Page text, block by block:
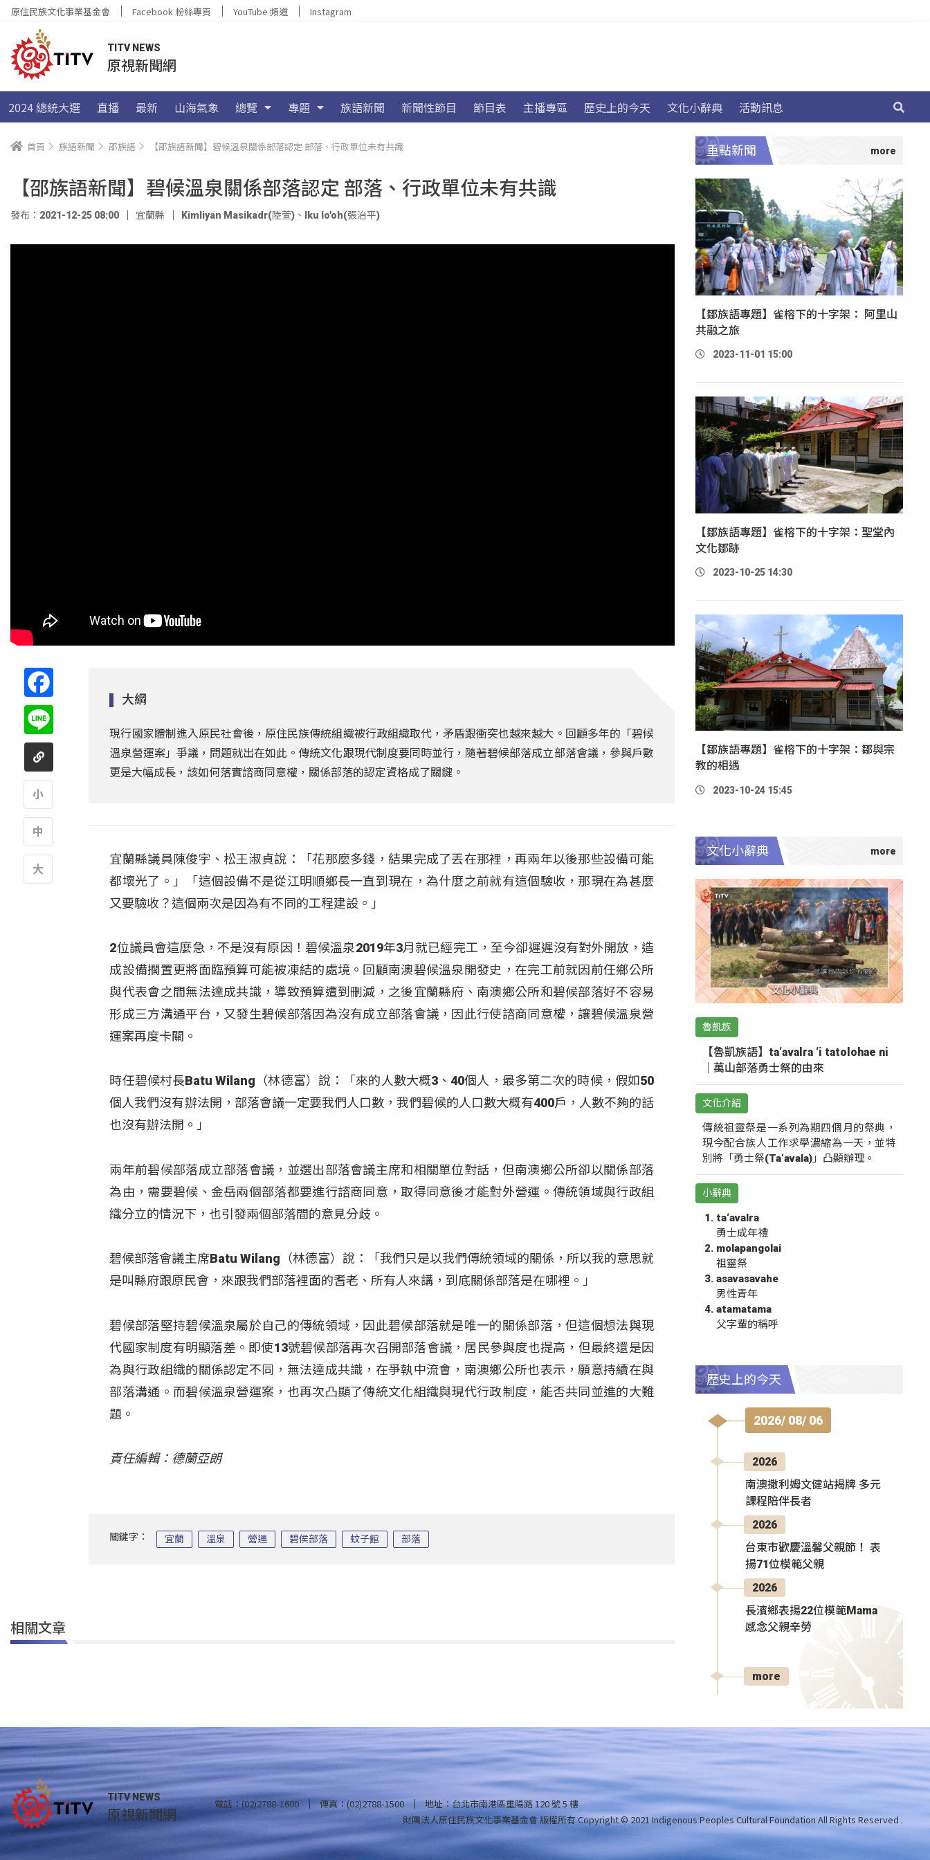
原住民族文化事業基金會 Facebook 粉絲專頁 YouTube 頻道 Instagram
TITV NEWS
原視新聞網
2024 總統大選 直播 最新 山海氣象 總覽 專題 族語新聞 新聞性節目 節目表 主播專區 歷史上的今天 文化小辭典 活動訊息
首頁 族語新聞 邵族語 【邵族語新聞】碧候溫泉關係部落認定 部落、行政單位未有共識
【邵族語新聞】碧候溫泉關係部落認定 部落、行政單位未有共識
發布：2021-12-25 08:00 宜蘭縣 Kimliyan Masikadr(陸萱) 、 Iku lo'oh(張治平)
大綱
現行國家體制進入原民社會後，原住民族傳統組織被行政組織取代，矛盾跟衝突也越來越大。回顧多年的「碧候
溫泉營運案」爭議，問題就出在如此。傳統文化跟現代制度要同時並行，隨著碧候部落成立部落會議，參與戶數
更是大幅成長，該如何落實諮商同意權，關係部落的認定資格成了關鍵。
宜蘭縣議員陳俊宇、松王淑貞說：「花那麼多錢，結果完成了丟在那裡，再兩年以後那些設備可能
都壞光了。」「這個設備不是從江明順鄉長一直到現在，為什麼之前就有這個驗收，那現在為甚麼
又要驗收？這個兩次是因為有不同的工程建設。」
2位議員會這麼急，不是沒有原因！碧候溫泉2019年3月就已經完工，至今卻遲遲沒有對外開放，造
成設備擱置更將面臨預算可能被凍結的處境。回顧南澳碧候溫泉開發史，在完工前就因前任鄉公所
與代表會之間無法達成共識，導致預算遭到刪減，之後宜蘭縣府、南澳鄉公所和碧候部落好不容易
形成三方溝通平台，又發生碧候部落因為沒有成立部落會議，因此行使諮商同意權，讓碧候溫泉營
運案再度卡關。
時任碧候村長Batu Wilang（林德富）說：「來的人數大概3、40個人，最多第二次的時候，假如50
個人我們沒有辦法開，部落會議一定要我們人口數，我們碧候的人口數大概有400戶，人數不夠的話
也沒有辦法開。」
兩年前碧候部落成立部落會議，並選出部落會議主席和相關單位對話，但南澳鄉公所卻以關係部落
為由，需要碧候、金岳兩個部落都要進行諮商同意，取得同意後才能對外營運。傳統領域與行政組
織分立的情況下，也引發兩個部落間的意見分歧。
碧候部落會議主席Batu Wilang（林德富）說：「我們只是以我們傳統領域的關係，所以我的意思就
是叫縣府跟原民會，來跟我們部落裡面的耆老、所有人來講，到底關係部落是在哪裡。」
碧候部落堅持碧候溫泉屬於自己的傳統領域，因此碧候部落就是唯一的關係部落，但這個想法與現
代國家制度有明顯落差。即使13號碧候部落再次召開部落會議，居民參與度也提高，但最終還是因
為與行政組織的關係認定不同，無法達成共識，在爭執中流會，南澳鄉公所也表示，願意持續在與
部落溝通。而碧候溫泉營運案，也再次凸顯了傳統文化組織與現代行政制度，能否共同並進的大難
題。
責任編輯：德蘭亞朗
關鍵字： 宜蘭 溫泉 營運 碧侯部落 蚊子館 部落
相關文章
重點新聞
【鄒族語專題】雀榕下的十字架： 阿里山
共融之旅
2023-11-01 15:00
【鄒族語專題】雀榕下的十字架：聖堂內
文化鄒跡
2023-10-25 14:30
【鄒族語專題】雀榕下的十字架：鄒與宗
教的相遇
2023-10-24 15:45
文化小辭典
魯凱族
【魯凱族語】ta‘avalra ‘i tatolohae ni
｜萬山部落勇士祭的由來
文化介紹
傳統祖靈祭是一系列為期四個月的祭典，
現今配合族人工作求學濃縮為一天，並特
別將「勇士祭(Ta‘avala)」凸顯辦理。
小辭典
ta‘avalra
勇士成年禮
molapangolai
祖靈祭
asavasavahe
男性青年
atamatama
父字輩的稱呼
歷史上的今天
2026/ 08/ 06
2026
南澳撒利姆文健站揭牌 多元
課程陪伴長者
2026
台東市歡慶溫馨父親節！ 表
揚71位模範父親
2026
長濱鄉表揚22位模範Mama
感念父親辛勞
more
TITV NEWS
原視新聞網 電話：(02)2788-1600 傳真：(02)2788-1500
地址：台北市南港區重陽路 120 號 5 樓
財團法人原住民族文化事業基金會 版權所有Copyright © 2021 Indigenous Peoples Cultural Foundation All Rights Reserved .